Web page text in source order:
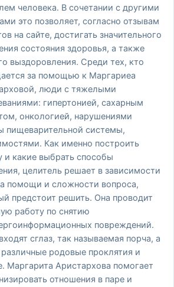
человека. В сочетании с другими
это позволяет, согласно отзывам
на сайте, достигать значительного
состояния здоровья, а также
выздоровления. Среди тех, кто
за помощью к Маргариеа
люди с тяжелыми
гипертонией, сахарным
онкологией, нарушениями
пищеварительной системы,
Как именно построить
и какие выбрать способы
целитель решает в зависимости
помощи и сложности вопроса,
предстоит решить. Она проводит
работу по снятию
повреждений.
сглаз, так называемая порча, а
родовые проклятия и
Маргарита Аристархова помогает
отношения в паре и